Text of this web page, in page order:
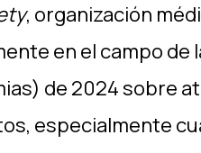
, organización
en el campo de
de 2024 sobre
especialmente